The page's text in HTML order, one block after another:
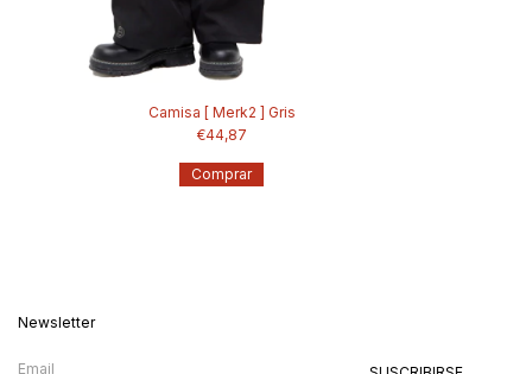
Camisa [ Merk2 ] Gris
€44,87
Comprar
Newsletter